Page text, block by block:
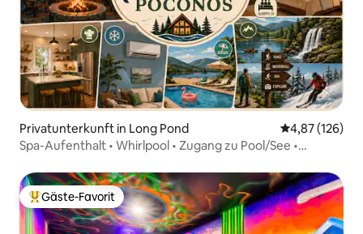
Privatunterkunft in Long Pond
4,87 (126)
Spa-Aufenthalt • Whirlpool • Zugang zu Pool/See •
Beliebter Gäste-Favorit.
Gäste-Favorit